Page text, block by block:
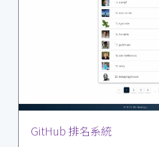
GitHub 排名系統